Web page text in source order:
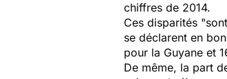
chiffres de 2014.
Ces disparités
se déclarent en
pour la Guyane et
De même, la part